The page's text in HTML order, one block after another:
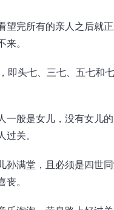
望完所有的亲人之后就
来。
即头七、三七、五七和
一般是女儿，没有女儿
关。
孙满堂，且必须是四世
。